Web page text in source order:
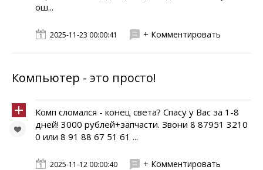
ош...
2025-11-23 00:00:41 + Комментировать
Компьютер - это просто!
Комп сломался - конец света? Спасу у Вас за 1-8
дней! 3000 рублей+запчасти. Звони 8 87951 3210
0 или 8 91 88 67 51 61 ...
2025-11-12 00:00:40 + Комментировать